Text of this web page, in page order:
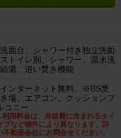
面台、シャワー付き独立洗面
トイレ別、シャワー、温水洗
湯、追い焚き機能
ンターネット無料、※BS受
場、エアコン、クッションフ
コニー
用料金は、共益費に含まれるタイ
プなど物件により異なります。詳
不動産会社にお問合せください。